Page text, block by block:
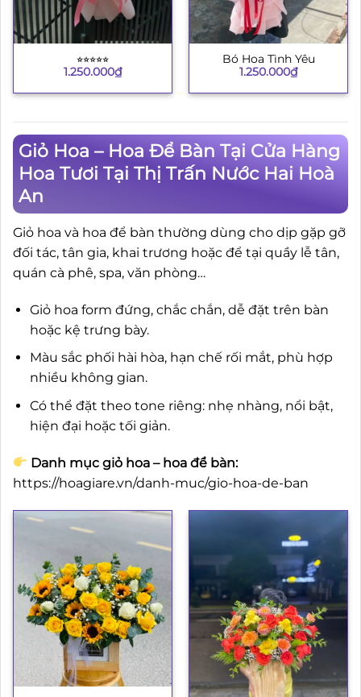
⭐︎⭐︎⭐︎⭐︎⭐︎
1.250.000₫
Bó Hoa Tình Yêu
1.250.000₫
Giỏ Hoa – Hoa Để Bàn Tại Cửa Hàng
Hoa Tươi Tại Thị Trấn Nước Hai Hoà
An
Giỏ hoa và hoa để bàn thường dùng cho dịp gặp gỡ
đối tác, tân gia, khai trương hoặc để tại quầy lễ tân,
quán cà phê, spa, văn phòng…
Giỏ hoa form đứng, chắc chắn, dễ đặt trên bàn
hoặc kệ trưng bày.
Màu sắc phối hài hòa, hạn chế rối mắt, phù hợp
nhiều không gian.
Có thể đặt theo tone riêng: nhẹ nhàng, nổi bật,
hiện đại hoặc tối giản.
Danh mục giỏ hoa – hoa để bàn:
https://hoagiare.vn/danh-muc/gio-hoa-de-ban